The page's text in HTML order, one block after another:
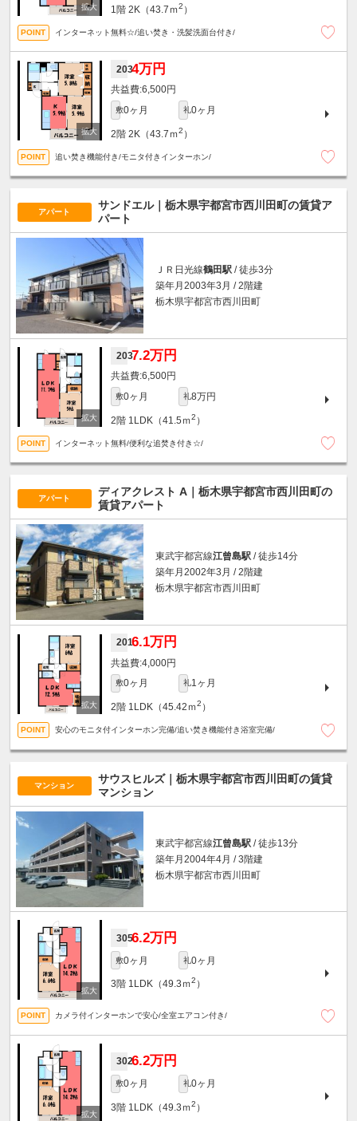
1階 2K（43.7ｍ2 ）
インターネット無料☆/追い焚き・洗髪洗面台付き/
2034万円
6,500円
敷0ヶ月 礼0ヶ月
2階 2K（43.7ｍ2 ）
追い焚き機能付き/モニタ付きインターホン/
アパート
サンドエル｜栃木県宇都宮市西川田町の賃貸ア
パート
ＪＲ日光線鶴田駅 / 徒歩3分
築年月2003年3月 / 2階建
栃木県宇都宮市西川田町
2037.2万円
6,500円
敷0ヶ月 礼8万円
2階 1LDK（41.5ｍ2 ）
インターネット無料/便利な追焚き付き☆/
アパート
ディアクレスト A｜栃木県宇都宮市西川田町の
賃貸アパート
東武宇都宮線江曾島駅 / 徒歩14分
築年月2002年3月 / 2階建
栃木県宇都宮市西川田町
2016.1万円
4,000円
敷0ヶ月 礼1ヶ月
2階 1LDK（45.42ｍ2 ）
安心のモニタ付インターホン完備/追い焚き機能付き浴室完備/
マンション
サウスヒルズ｜栃木県宇都宮市西川田町の賃貸
マンション
東武宇都宮線江曾島駅 / 徒歩13分
築年月2004年4月 / 3階建
栃木県宇都宮市西川田町
3056.2万円
敷0ヶ月 礼0ヶ月
3階 1LDK（49.3ｍ2 ）
カメラ付インターホンで安心/全室エアコン付き/
3026.2万円
敷0ヶ月 礼0ヶ月
3階 1LDK（49.3ｍ2 ）